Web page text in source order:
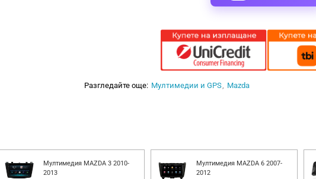
Разгледайте още: Мултимедии и GPS Mazda
Мултимедия MAZDA 3 2010-
2013
Мултимедия MAZDA 6 2007-
2012